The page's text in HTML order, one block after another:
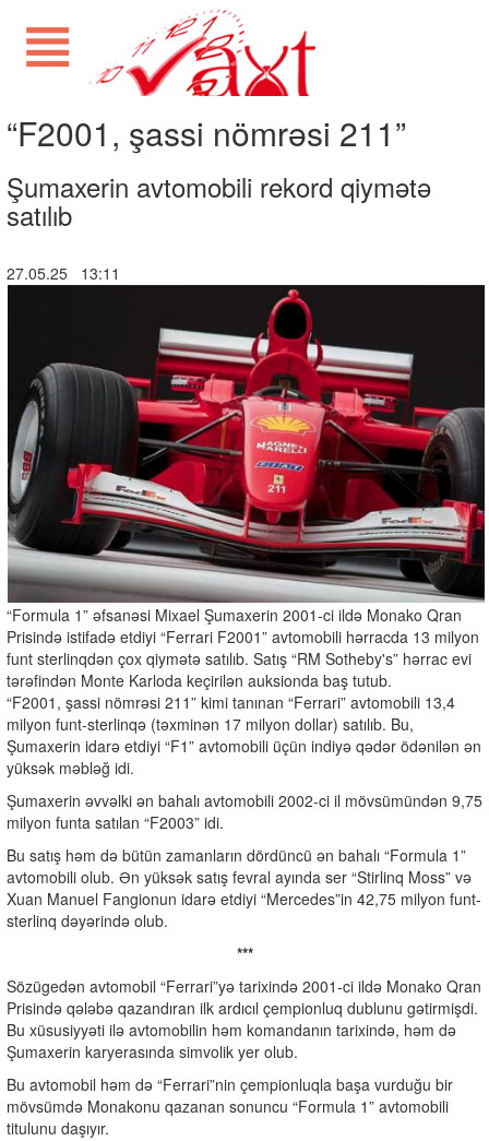
“F2001, şassi nömrəsi 211”
Şumaxerin avtomobili rekord qiymətə
satılıb
27.05.25 13:11
“Formula 1” əfsanəsi Mixael Şumaxerin 2001-ci ildə Monako Qran
Prisində istifadə etdiyi “Ferrari F2001” avtomobili hərracda 13 milyon
funt sterlinqdən çox qiymətə satılıb. Satış “RM Sotheby's” hərrac evi
tərəfindən Monte Karloda keçirilən auksionda baş tutub.
“F2001, şassi nömrəsi 211” kimi tanınan “Ferrari” avtomobili 13,4
milyon funt-sterlinqə (təxminən 17 milyon dollar) satılıb. Bu,
Şumaxerin idarə etdiyi “F1” avtomobili üçün indiyə qədər ödənilən ən
yüksək məbləğ idi.
Şumaxerin əvvəlki ən bahalı avtomobili 2002-ci il mövsümündən 9,75
milyon funta satılan “F2003” idi.
Bu satış həm də bütün zamanların dördüncü ən bahalı “Formula 1”
avtomobili olub. Ən yüksək satış fevral ayında ser “Stirlinq Moss” və
Xuan Manuel Fangionun idarə etdiyi “Mercedes”in 42,75 milyon funt-
sterlinq dəyərində olub.
***
Sözügedən avtomobil “Ferrari”yə tarixində 2001-ci ildə Monako Qran
Prisində qələbə qazandıran ilk ardıcıl çempionluq dublunu gətirmişdi.
Bu xüsusiyyəti ilə avtomobilin həm komandanın tarixində, həm də
Şumaxerin karyerasında simvolik yer olub.
Bu avtomobil həm də “Ferrari”nin çempionluqla başa vurduğu bir
mövsümdə Monakonu qazanan sonuncu “Formula 1” avtomobili
titulunu daşıyır.